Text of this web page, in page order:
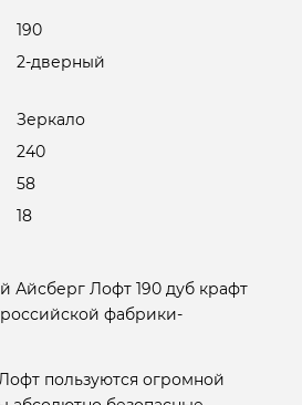
190
2-дверный
Зеркало
240
58
18
Айсберг Лофт 190 дуб крафт
фабрики-
пользуются огромной